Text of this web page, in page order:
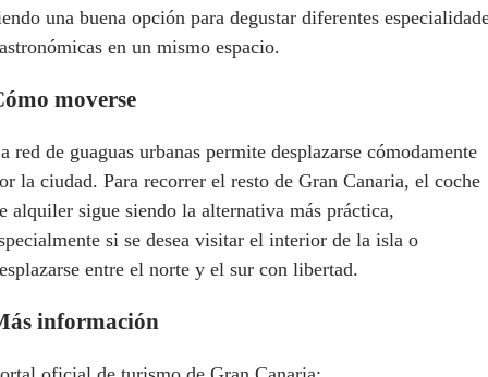
una buena opción para degustar diferentes
en un mismo espacio.
moverse
red de guaguas urbanas permite desplazarse cómodamente
la ciudad. Para recorrer el resto de Gran Canaria, el coche
alquiler sigue siendo la alternativa más práctica,
si se desea visitar el interior de la isla o
entre el norte y el sur con libertad.
información